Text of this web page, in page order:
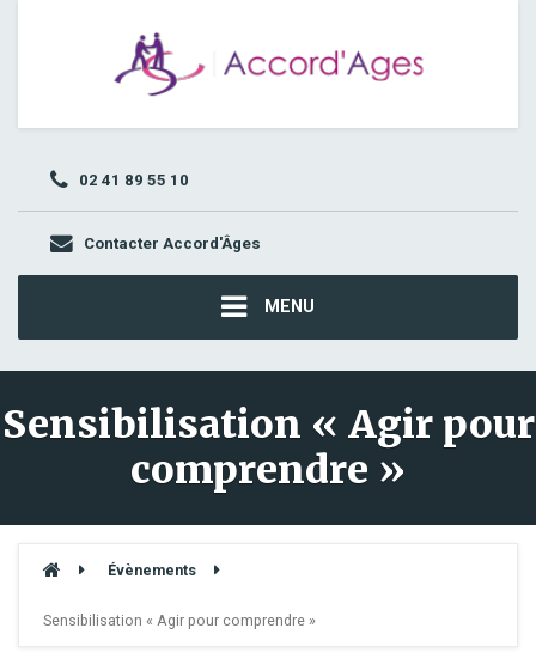
02 41 89 55 10
Contacter Accord'Âges
MENU
Sensibilisation « Agir pour
comprendre »
Évènements
Sensibilisation « Agir pour comprendre »